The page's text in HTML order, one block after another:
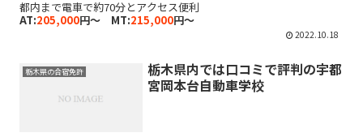
都内まで電車で約70分とアクセス便利
AT:205,000円～ MT:215,000円～
2022.10.18
栃木県の合宿免許
栃木県内では口コミで評判の宇都
宮岡本台自動車学校